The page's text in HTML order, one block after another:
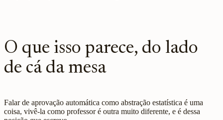
O que isso parece, do lado
de cá da mesa
Falar de aprovação automática como abstração estatística é uma
coisa, vivê-la como professor é outra muito diferente, e é dessa